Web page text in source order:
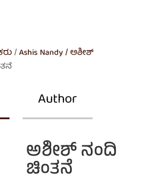
/Ashis Nandy / ಅಶೀಶ್
Author
ಅಶೀಶ್ ನಂದಿ
ಚಿಂತನೆ